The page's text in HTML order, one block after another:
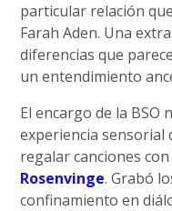
particular relación
Farah Aden. Una
diferencias que
un entendimiento
El encargo de la BSO
experiencia sensorial
regalar canciones
Rosenvinge. Grabó
confinamiento en